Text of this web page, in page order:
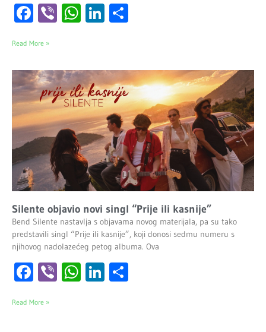
Facebook
ViberWhatsApp
LinkedIn
Read More »
Silente objavio novi singl “Prije ili kasnije”
Bend Silente nastavlja s objavama novog materijala, pa su tako
predstavili singl “Prije ili kasnije”, koji donosi sedmu numeru s
njihovog nadolazećeg petog albuma. Ova
Facebook
ViberWhatsApp
LinkedIn
Read More »